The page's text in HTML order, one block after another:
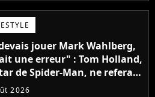
jouer Mark Wahlberg,
une erreur" : Tom Holland,
de Spider-Man, ne referait
blockbuster
2026